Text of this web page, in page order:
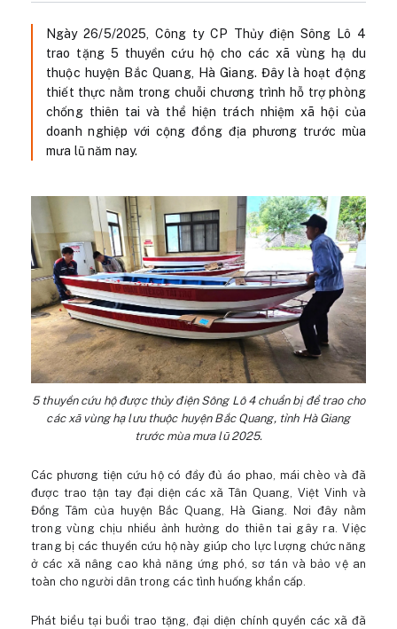
Ngày 26/5/2025, Công ty CP Thủy điện Sông Lô 4
trao tặng 5 thuyền cứu hộ cho các xã vùng hạ du
thuộc huyện Bắc Quang, Hà Giang. Đây là hoạt động
thiết thực nằm trong chuỗi chương trình hỗ trợ phòng
chống thiên tai và thể hiện trách nhiệm xã hội của
doanh nghiệp với cộng đồng địa phương trước mùa
mưa lũ năm nay.
5 thuyền cứu hộ được thủy điện Sông Lô 4 chuẩn bị để trao cho
các xã vùng hạ lưu thuộc huyện Bắc Quang, tỉnh Hà Giang
trước mùa mưa lũ 2025.
Các phương tiện cứu hộ có đầy đủ áo phao, mái chèo và đã
được trao tận tay đại diện các xã Tân Quang, Việt Vinh và
Đồng Tâm của huyện Bắc Quang, Hà Giang. Nơi đây nằm
trong vùng chịu nhiều ảnh hưởng do thiên tai gây ra. Việc
trang bị các thuyền cứu hộ này giúp cho lực lượng chức năng
ở các xã nâng cao khả năng ứng phó, sơ tán và bảo vệ an
toàn cho người dân trong các tình huống khẩn cấp.
Phát biểu tại buổi trao tặng, đại diện chính quyền các xã đã